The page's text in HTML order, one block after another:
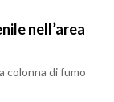
nell’area
colonna di fumo